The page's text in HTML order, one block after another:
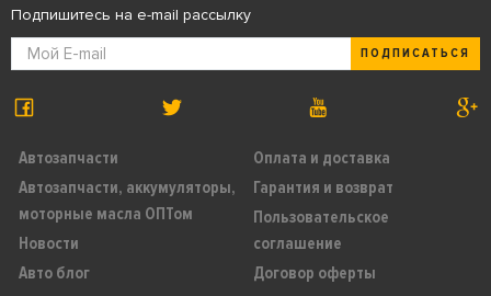
Автозапчасти
Автозапчасти, аккумуляторы,
моторные масла ОПТом
Новости
Авто блог
Оплата и доставка
Гарантия и возврат
Пользовательское
соглашение
Договор оферты
Подпишитесь на e-mail рассылку
ПОДПИСАТЬСЯ